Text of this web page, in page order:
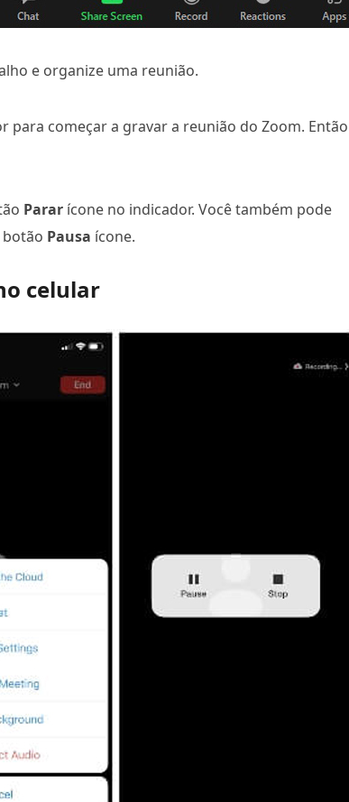
e organize uma reunião.
para começar a gravar a reunião do Zoom. Então
Parar ícone no indicador. Você também pode
Pausa ícone.
celular